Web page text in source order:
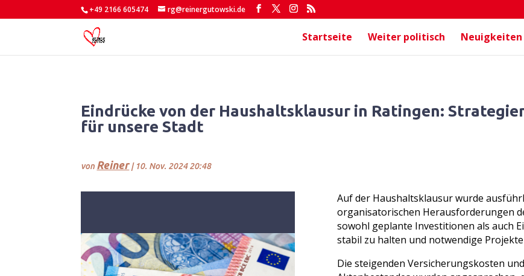
+49 2166 605474 rg@reinergutowski.de
Startseite Weiter politisch Neuigkeiten
Eindrücke von der Haushaltsklausur in Ratingen:
für unsere Stadt
von Reiner| 10. Nov. 2024 20:48
Auf der Haushaltsklausur wurde
organisatorischen Herausforderungen
sowohl geplante Investitionen als auch
stabil zu halten und notwendige
Die steigenden Versicherungskosten